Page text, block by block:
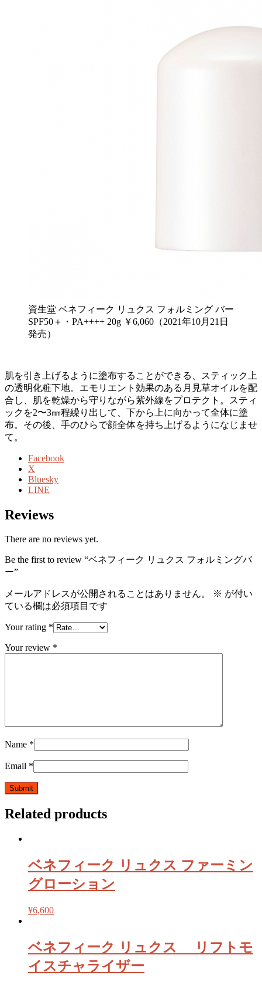
資生堂 ベネフィーク リュクス フォルミング バー
SPF50＋・PA++++ 20g ￥6,060（2021年10月21日
発売）
肌を引き上げるように塗布することができる、スティック上
の透明化粧下地。エモリエント効果のある月見草オイルを配
合し、肌を乾燥から守りながら紫外線をプロテクト。スティ
ックを2〜3㎜程繰り出して、下から上に向かって全体に塗
布。その後、手のひらで顔全体を持ち上げるようになじませ
て。
Facebook
X
Bluesky
LINE
Reviews
There are no reviews yet.
Be the first to review “ベネフィーク リュクス フォルミングバ
ー”
メールアドレスが公開されることはありません。 ※ が付い
ている欄は必須項目です
Your rating *
Your review *
Name *
Email *
Related products
ベネフィーク リュクス ファーミン
グローション
¥6,600
ベネフィーク リュクス リフトモ
イスチャライザー